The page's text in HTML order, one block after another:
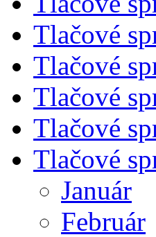
Tlačové
Tlačové
Tlačové
Tlačové
Tlačové
Január
Február